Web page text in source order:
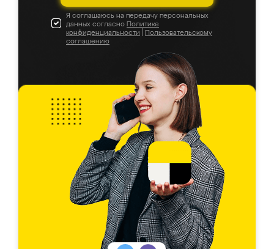
Я соглашаюсь на передачу персональных
данных согласно Политике
конфиденциальности
Пользовательскому
соглашению